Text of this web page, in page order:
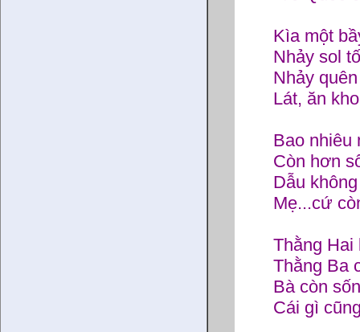
Kìa một
Nhảy sol
Nhảy
Lát, ăn
Bao
Còn hơn
Dẫu
Mẹ...cứ
Thằng Hai
Thằng Ba
Bà còn
Cái gì